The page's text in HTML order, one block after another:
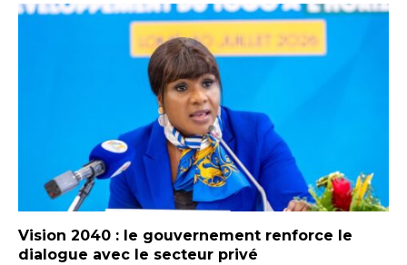
Vision 2040 : le gouvernement renforce le
dialogue avec le secteur privé